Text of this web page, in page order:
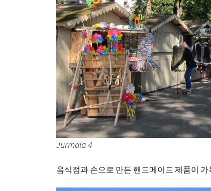
Jurmala 4
음식점과 손으로 만든 핸드메이드 제품이 가